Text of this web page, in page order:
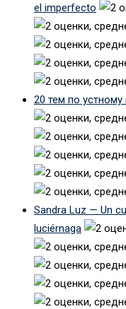
el imperfecto
20 тем по
Sandra Luz — Un
luciérnaga